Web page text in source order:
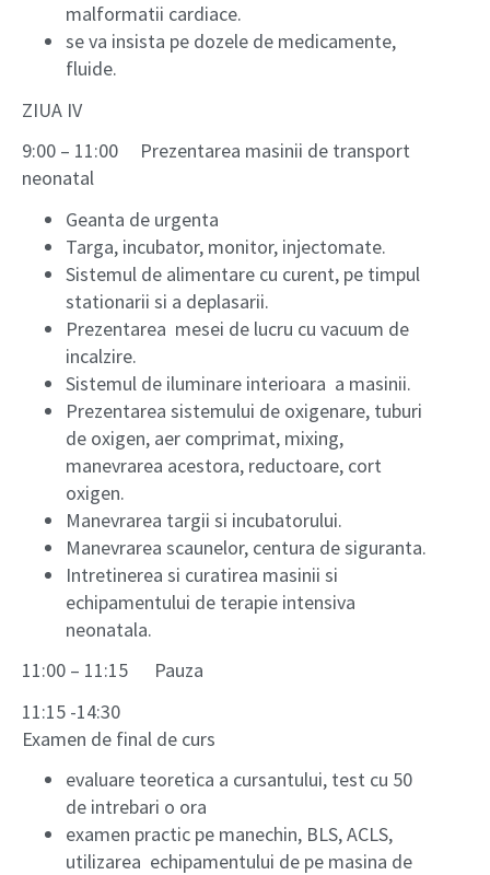
malformatii cardiace.
se va insista pe dozele de medicamente,
fluide.
ZIUA IV
9:00 – 11:00 Prezentarea masinii de transport
neonatal
Geanta de urgenta
Targa, incubator, monitor, injectomate.
Sistemul de alimentare cu curent, pe timpul
stationarii si a deplasarii.
Prezentarea mesei de lucru cu vacuum de
incalzire.
Sistemul de iluminare interioara a masinii.
Prezentarea sistemului de oxigenare, tuburi
de oxigen, aer comprimat, mixing,
manevrarea acestora, reductoare, cort
oxigen.
Manevrarea targii si incubatorului.
Manevrarea scaunelor, centura de siguranta.
Intretinerea si curatirea masinii si
echipamentului de terapie intensiva
neonatala.
11:00 – 11:15 Pauza
11:15 -14:30
Examen de final de curs
evaluare teoretica a cursantului, test cu 50
de intrebari o ora
examen practic pe manechin, BLS, ACLS,
utilizarea echipamentului de pe masina de